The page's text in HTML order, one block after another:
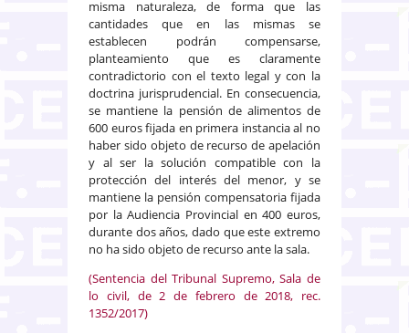
misma naturaleza, de forma que las
cantidades que en las mismas se
establecen podrán compensarse,
planteamiento que es claramente
contradictorio con el texto legal y con la
doctrina jurisprudencial. En consecuencia,
se mantiene la pensión de alimentos de
600 euros fijada en primera instancia al no
haber sido objeto de recurso de apelación
y al ser la solución compatible con la
protección del interés del menor, y se
mantiene la pensión compensatoria fijada
por la Audiencia Provincial en 400 euros,
durante dos años, dado que este extremo
no ha sido objeto de recurso ante la sala.
(Sentencia del Tribunal Supremo, Sala de
lo civil, de 2 de febrero de 2018, rec.
1352/2017)